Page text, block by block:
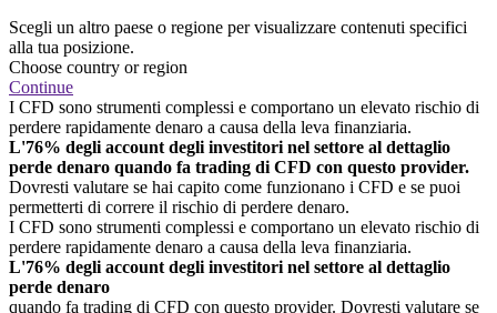
Scegli un altro paese o regione per visualizzare contenuti specifici
alla tua posizione.
Choose country or region
Continue
I CFD sono strumenti complessi e comportano un elevato rischio di
perdere rapidamente denaro a causa della leva finanziaria.
L'76% degli account degli investitori nel settore al dettaglio
perde denaro quando fa trading di CFD con questo provider.
Dovresti valutare se hai capito come funzionano i CFD e se puoi
permetterti di correre il rischio di perdere denaro.
I CFD sono strumenti complessi e comportano un elevato rischio di
perdere rapidamente denaro a causa della leva finanziaria.
L'76% degli account degli investitori nel settore al dettaglio
perde denaro
quando fa trading di CFD con questo provider. Dovresti valutare se